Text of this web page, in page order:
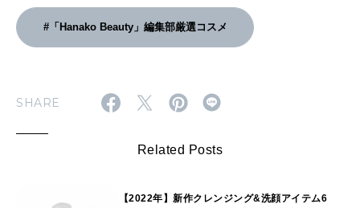
#「Hanako Beauty」編集部厳選コスメ
SHARE
Related Posts
【2022年】新作クレンジング&洗顔アイテム6